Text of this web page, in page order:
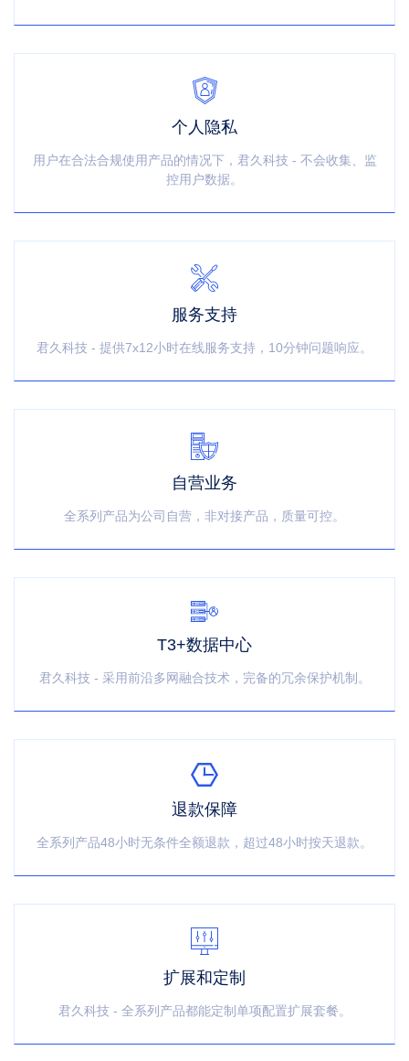
个人隐私
用户在合法合规使用产品的情况下，君久科技 - 不会收集、监
控用户数据。
服务支持
君久科技 - 提供7x12小时在线服务支持，10分钟问题响应。
自营业务
全系列产品为公司自营，非对接产品，质量可控。
T3+数据中心
君久科技 - 采用前沿多网融合技术，完备的冗余保护机制。
退款保障
全系列产品48小时无条件全额退款，超过48小时按天退款。
扩展和定制
君久科技 - 全系列产品都能定制单项配置扩展套餐。